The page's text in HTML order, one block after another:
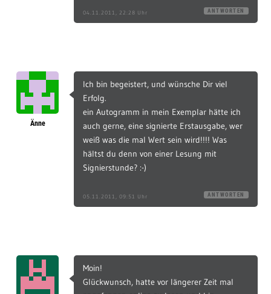
04.11.2011, 22:28 Uhr ANTWORTEN
Änne
Ich bin begeistert, und wünsche Dir viel
Erfolg.
ein Autogramm in mein Exemplar hätte ich
auch gerne, eine signierte Erstausgabe, wer
weiß was die mal Wert sein wird!!!! Was
hältst du denn von einer Lesung mit
Signierstunde? :-)
05.11.2011, 09:51 Uhr ANTWORTEN
Moin!
Glückwunsch, hatte vor längerer Zeit mal